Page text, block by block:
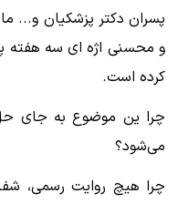
پسران دکتر پزشکیان و...
و محسنی اژه ای سه هفته
کرده است.
چرا ین موضوع به جای
می‌شود؟‌
چرا هیچ روایت رسمی،